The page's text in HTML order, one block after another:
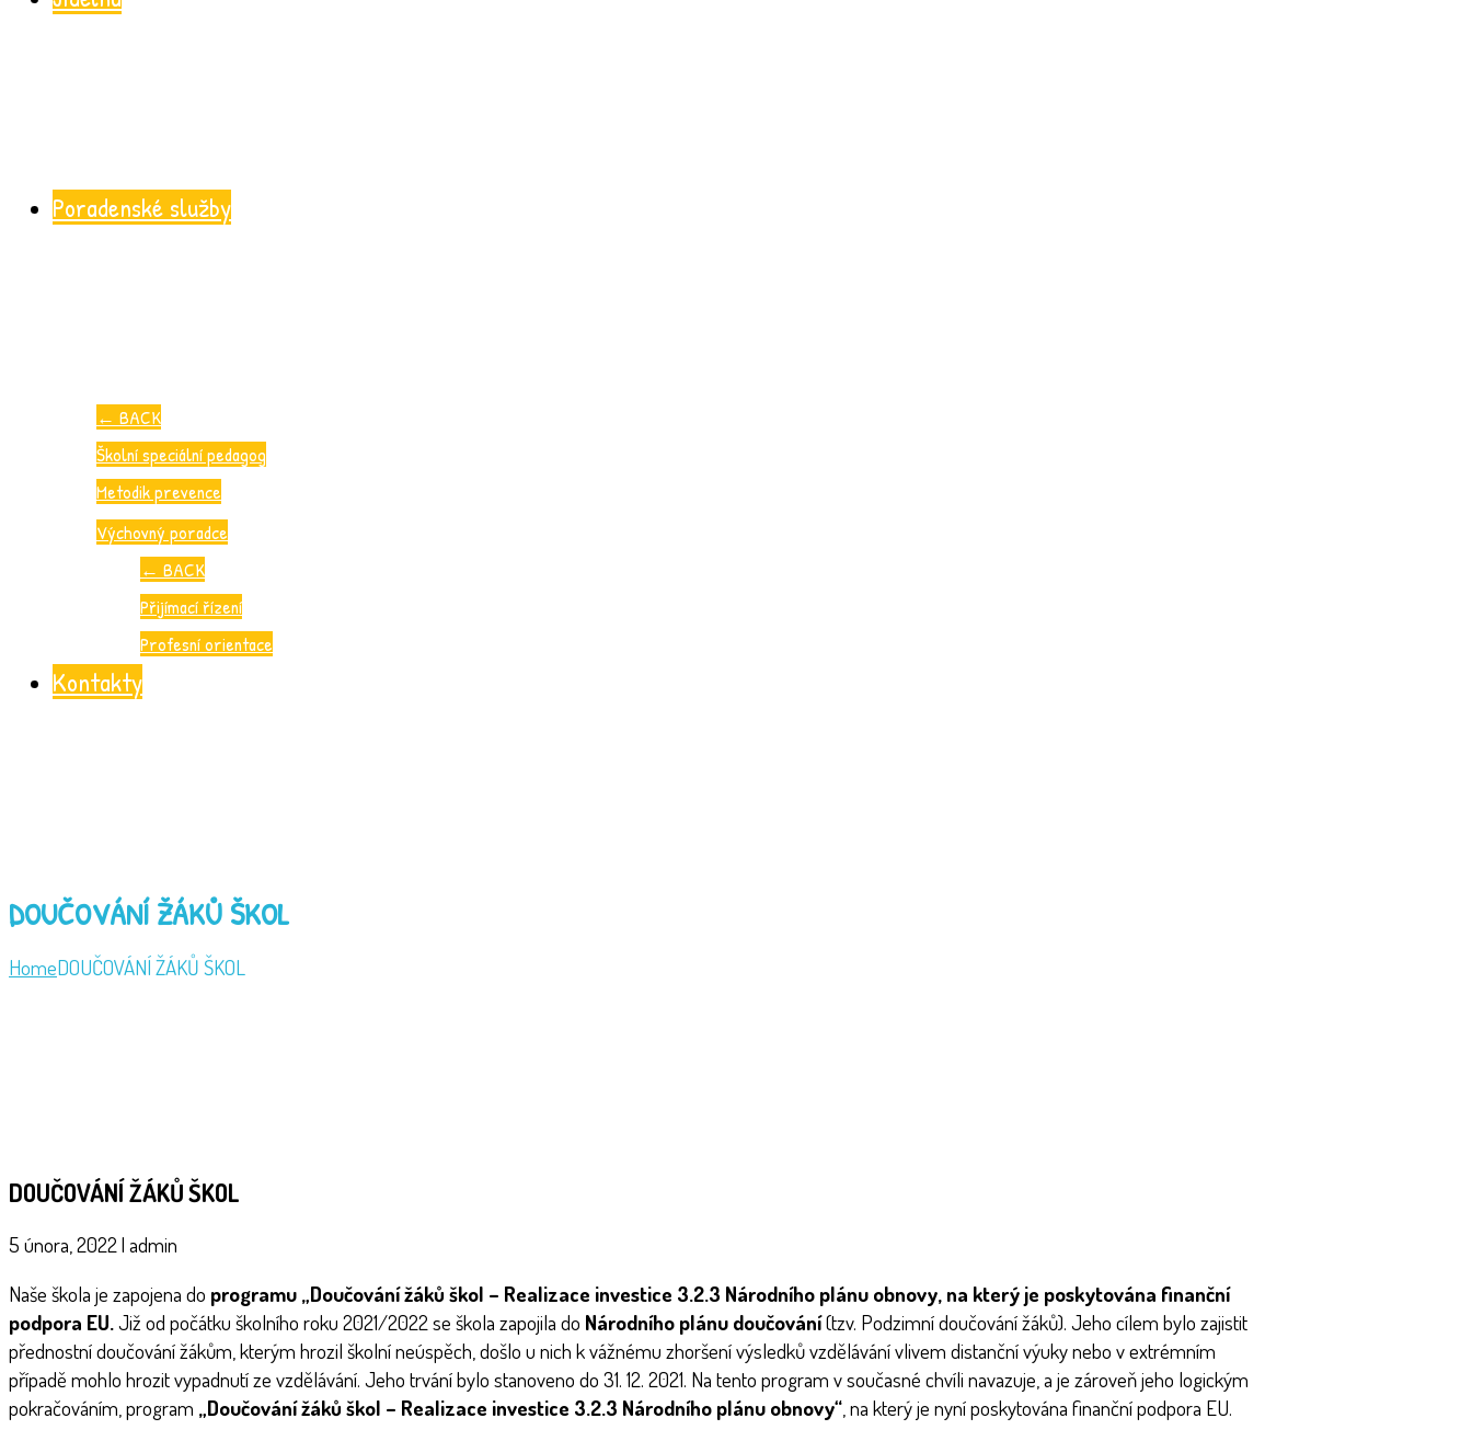
Poradenské služby
← BACK
Školní speciální pedagog
Metodik prevence
Výchovný poradce
← BACK
Přijímací řízení
Profesní orientace
Kontakty
DOUČOVÁNÍ ŽÁKŮ ŠKOL
HomeDOUČOVÁNÍ ŽÁKŮ ŠKOL
DOUČOVÁNÍ ŽÁKŮ ŠKOL
5 února, 2022 | admin
Naše škola je zapojena do programu „Doučování žáků škol – Realizace investice 3.2.3 Národního plánu obnovy, na který je poskytována finanční
podpora EU.Již od počátku školního roku 2021/2022 se škola zapojila do Národního plánu doučování(tzv. Podzimní doučování žáků). Jeho cílem bylo zajistit
přednostní doučování žákům, kterým hrozil školní neúspěch, došlo u nich k vážnému zhoršení výsledků vzdělávání vlivem distanční výuky nebo v extrémním
případě mohlo hrozit vypadnutí ze vzdělávání. Jeho trvání bylo stanoveno do 31. 12. 2021. Na tento program v současné chvíli navazuje, a je zároveň jeho logickým
pokračováním, program „Doučování žáků škol – Realizace investice 3.2.3 Národního plánu obnovy“ , na který je nyní poskytována finanční podpora EU.